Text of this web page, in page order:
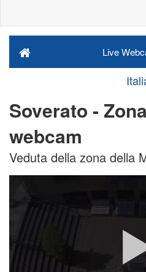
Live
Soverato -
webcam
Veduta della zona della